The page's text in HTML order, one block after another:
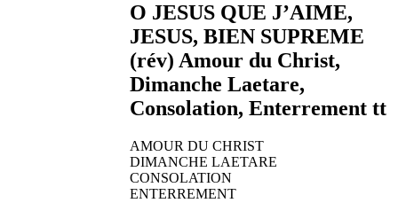
O JESUS QUE J’AIME,
JESUS, BIEN SUPREME
(rév) Amour du Christ,
Dimanche Laetare,
Consolation, Enterrement tt
AMOUR DU CHRIST
DIMANCHE LAETARE
CONSOLATION
ENTERREMENT